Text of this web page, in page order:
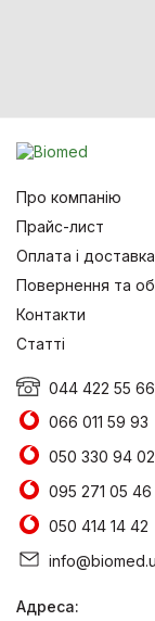
Про компанію
Прайс-лист
Оплата і доставка
Повернення та
Контакти
Статті
044 422 55 66
066 011 59 93
050 330 94 02
095 271 05 46
050 414 14 42
Адреса: